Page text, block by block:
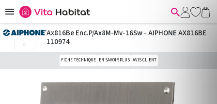
 
Ax816Be Enc.P/Ax8M-Mv-16Sw - AIPHONE AX816BE
110974
FICHE TECHNIQUE EN SAVOIR PLUS AVIS CLIENT